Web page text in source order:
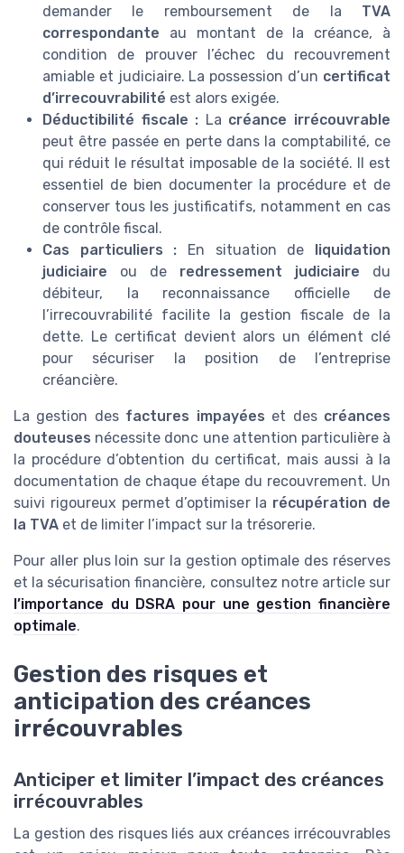
demander le remboursement de la TVA
correspondante au montant de la créance, à
condition de prouver l’échec du recouvrement
amiable et judiciaire. La possession d’un certificat
d’irrecouvrabilité est alors exigée.
Déductibilité fiscale : La créance irrécouvrable
peut être passée en perte dans la comptabilité, ce
qui réduit le résultat imposable de la société. Il est
essentiel de bien documenter la procédure et de
conserver tous les justificatifs, notamment en cas
de contrôle fiscal.
Cas particuliers : En situation de
liquidation
judiciaire ou de redressement judiciaire du
débiteur, la reconnaissance officielle de
l’irrecouvrabilité facilite la gestion fiscale de la
dette. Le certificat devient alors un élément clé
pour sécuriser la position de l’entreprise
créancière.
La gestion des factures impayées et des créances
douteuses nécessite donc une attention particulière à
la procédure d’obtention du certificat, mais aussi à la
documentation de chaque étape du recouvrement. Un
suivi rigoureux permet d’optimiser la récupération de
la TVA et de limiter l’impact sur la trésorerie.
Pour aller plus loin sur la gestion optimale des réserves
et la sécurisation financière, consultez notre article sur
l’importance du DSRA pour une gestion financière
optimale.
Gestion des risques et
anticipation des créances
irrécouvrables
Anticiper et limiter l’impact des créances
irrécouvrables
La gestion des risques liés aux créances irrécouvrables